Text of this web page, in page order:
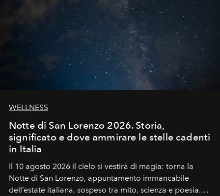
WELLNESS
Notte di San Lorenzo 2026. Storia,
significato e dove ammirare le stelle cadenti
in Italia
Il 10 agosto 2026 il cielo si vestirà di magia: torna la
Notte di San Lorenzo, appuntamento immancabile
dell’estate italiana, sospeso tra mito, scienza e poesia.